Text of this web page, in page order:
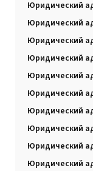
Юридический
Юридический
Юридический
Юридический
Юридический
Юридический
Юридический
Юридический
Юридический
Юридический